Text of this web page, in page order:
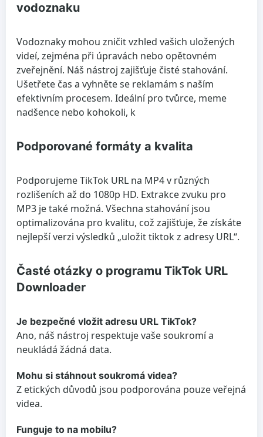
vodoznaku
Vodoznaky mohou zničit vzhled vašich uložených
videí, zejména při úpravách nebo opětovném
zveřejnění. Náš nástroj zajišťuje čisté stahování.
Ušetřete čas a vyhněte se reklamám s naším
efektivním procesem. Ideální pro tvůrce, meme
nadšence nebo kohokoli, k
Podporované formáty a kvalita
Podporujeme TikTok URL na MP4 v různých
rozlišeních až do 1080p HD. Extrakce zvuku pro
MP3 je také možná. Všechna stahování jsou
optimalizována pro kvalitu, což zajišťuje, že získáte
nejlepší verzi výsledků „uložit tiktok z adresy URL“.
Časté otázky o programu TikTok URL
Downloader
Je bezpečné vložit adresu URL TikTok?
Ano, náš nástroj respektuje vaše soukromí a
neukládá žádná data.
Mohu si stáhnout soukromá videa?
Z etických důvodů jsou podporována pouze veřejná
videa.
Funguje to na mobilu?